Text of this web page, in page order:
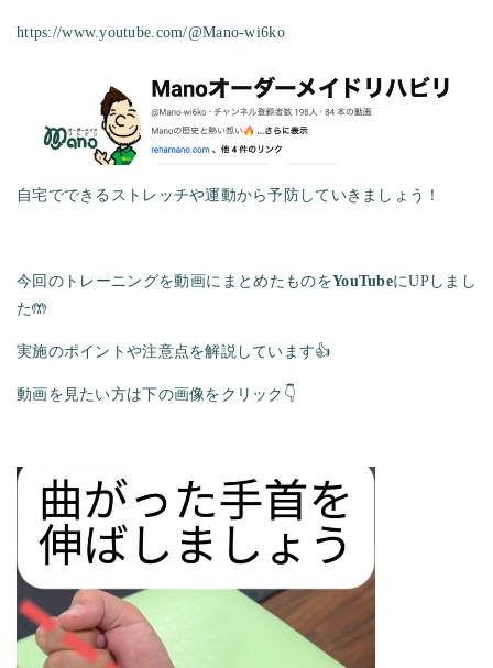
https://www.youtube.com/@Mano-wi6ko
自宅でできるストレッチや運動から予防していきましょう！
今回のトレーニングを動画にまとめたものをYouTubeにUPしまし
た🤲
実施のポイントや注意点を解説しています👍
動画を見たい方は下の画像をクリック👇